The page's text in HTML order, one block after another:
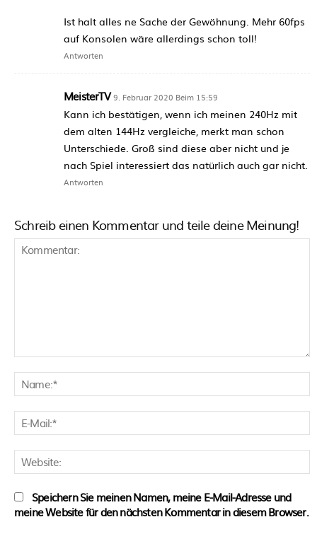
Ist halt alles ne Sache der Gewöhnung. Mehr 60fps
auf Konsolen wäre allerdings schon toll!
Antworten
MeisterTV 9. Februar 2020 Beim 15:59
Kann ich bestätigen, wenn ich meinen 240Hz mit
dem alten 144Hz vergleiche, merkt man schon
Unterschiede. Groß sind diese aber nicht und je
nach Spiel interessiert das natürlich auch gar nicht.
Antworten
Schreib einen Kommentar und teile deine Meinung!
Speichern Sie meinen Namen, meine E-Mail-Adresse und
meine Website für den nächsten Kommentar in diesem Browser.